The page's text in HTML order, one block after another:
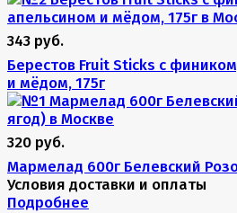
343 руб.
Берестов Fruit Stiсks с
и мёдом, 175г
320 руб.
Мармелад 600г Белевский
Условия доставки и оплаты
Подробнее